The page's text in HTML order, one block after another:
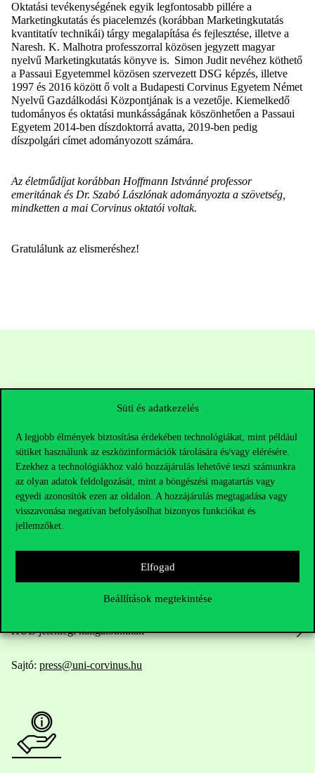
Süti és adatkezelés
A legjobb élmények biztosítása érdekében technológiákat, mint például
sütiket használunk az eszközinformációk tárolására és/vagy elérésére.
Ezekhez a technológiákhoz való hozzájárulás lehetővé teszi számunkra
az olyan adatok feldolgozását, mint a böngészési magatartás vagy
egyedi azonosítók ezen az oldalon. A hozzájárulás megtagadása vagy
visszavonása negatívan befolyásolhat bizonyos funkciókat és
jellemzőket.
Elfogad
Beállítások megtekintése
Oktatási tevékenységének egyik legfontosabb pillére a
Marketingkutatás és piacelemzés (korábban Marketingkutatás
kvantitatív technikái) tárgy megalapítása és fejlesztése, illetve a
Naresh. K. Malhotra professzorral közösen jegyzett magyar
nyelvű Marketingkutatás könyve is. Simon Judit nevéhez köthető
a Passaui Egyetemmel közösen szervezett DSG képzés, illetve
1997 és 2016 között ő volt a Budapesti Corvinus Egyetem Német
Nyelvű Gazdálkodási Központjának is a vezetője. Kiemelkedő
tudományos és oktatási munkásságának köszönhetően a Passaui
Egyetem 2014-ben díszdoktorrá avatta, 2019-ben pedig
díszpolgári címet adományozott számára.
Az életműdíjat korábban Hoffmann Istvánné professor
emeritának és Dr. Szabó Lászlónak adományozta a szövetség,
mindketten a mai Corvinus oktatói voltak.
Gratulálunk az elismeréshez!
Elérhetőségek
Telefonszám:
Kérdésed van a felvételivel kapcsolatban?
Oktatói elérhetőségek
HUB jelenlegi hallgatóinknak
Sajtó: press@uni-corvinus.hu